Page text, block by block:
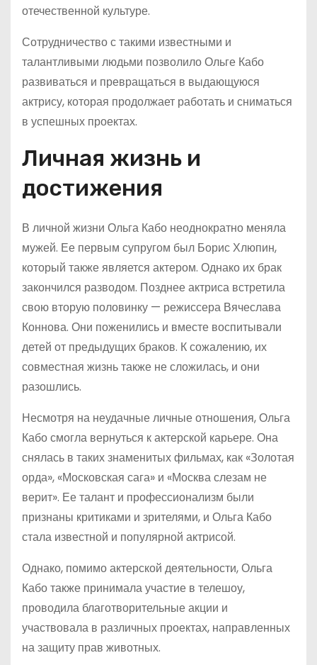
отечественной культуре.
Сотрудничество с такими известными и
талантливыми людьми позволило Ольге Кабо
развиваться и превращаться в выдающуюся
актрису, которая продолжает работать и сниматься
в успешных проектах.
Личная жизнь и
достижения
В личной жизни Ольга Кабо неоднократно меняла
мужей. Ее первым супругом был Борис Хлюпин,
который также является актером. Однако их брак
закончился разводом. Позднее актриса встретила
свою вторую половинку — режиссера Вячеслава
Коннова. Они поженились и вместе воспитывали
детей от предыдущих браков. К сожалению, их
совместная жизнь также не сложилась, и они
разошлись.
Несмотря на неудачные личные отношения, Ольга
Кабо смогла вернуться к актерской карьере. Она
снялась в таких знаменитых фильмах, как «Золотая
орда», «Московская сага» и «Москва слезам не
верит». Ее талант и профессионализм были
признаны критиками и зрителями, и Ольга Кабо
стала известной и популярной актрисой.
Однако, помимо актерской деятельности, Ольга
Кабо также принимала участие в телешоу,
проводила благотворительные акции и
участвовала в различных проектах, направленных
на защиту прав животных.